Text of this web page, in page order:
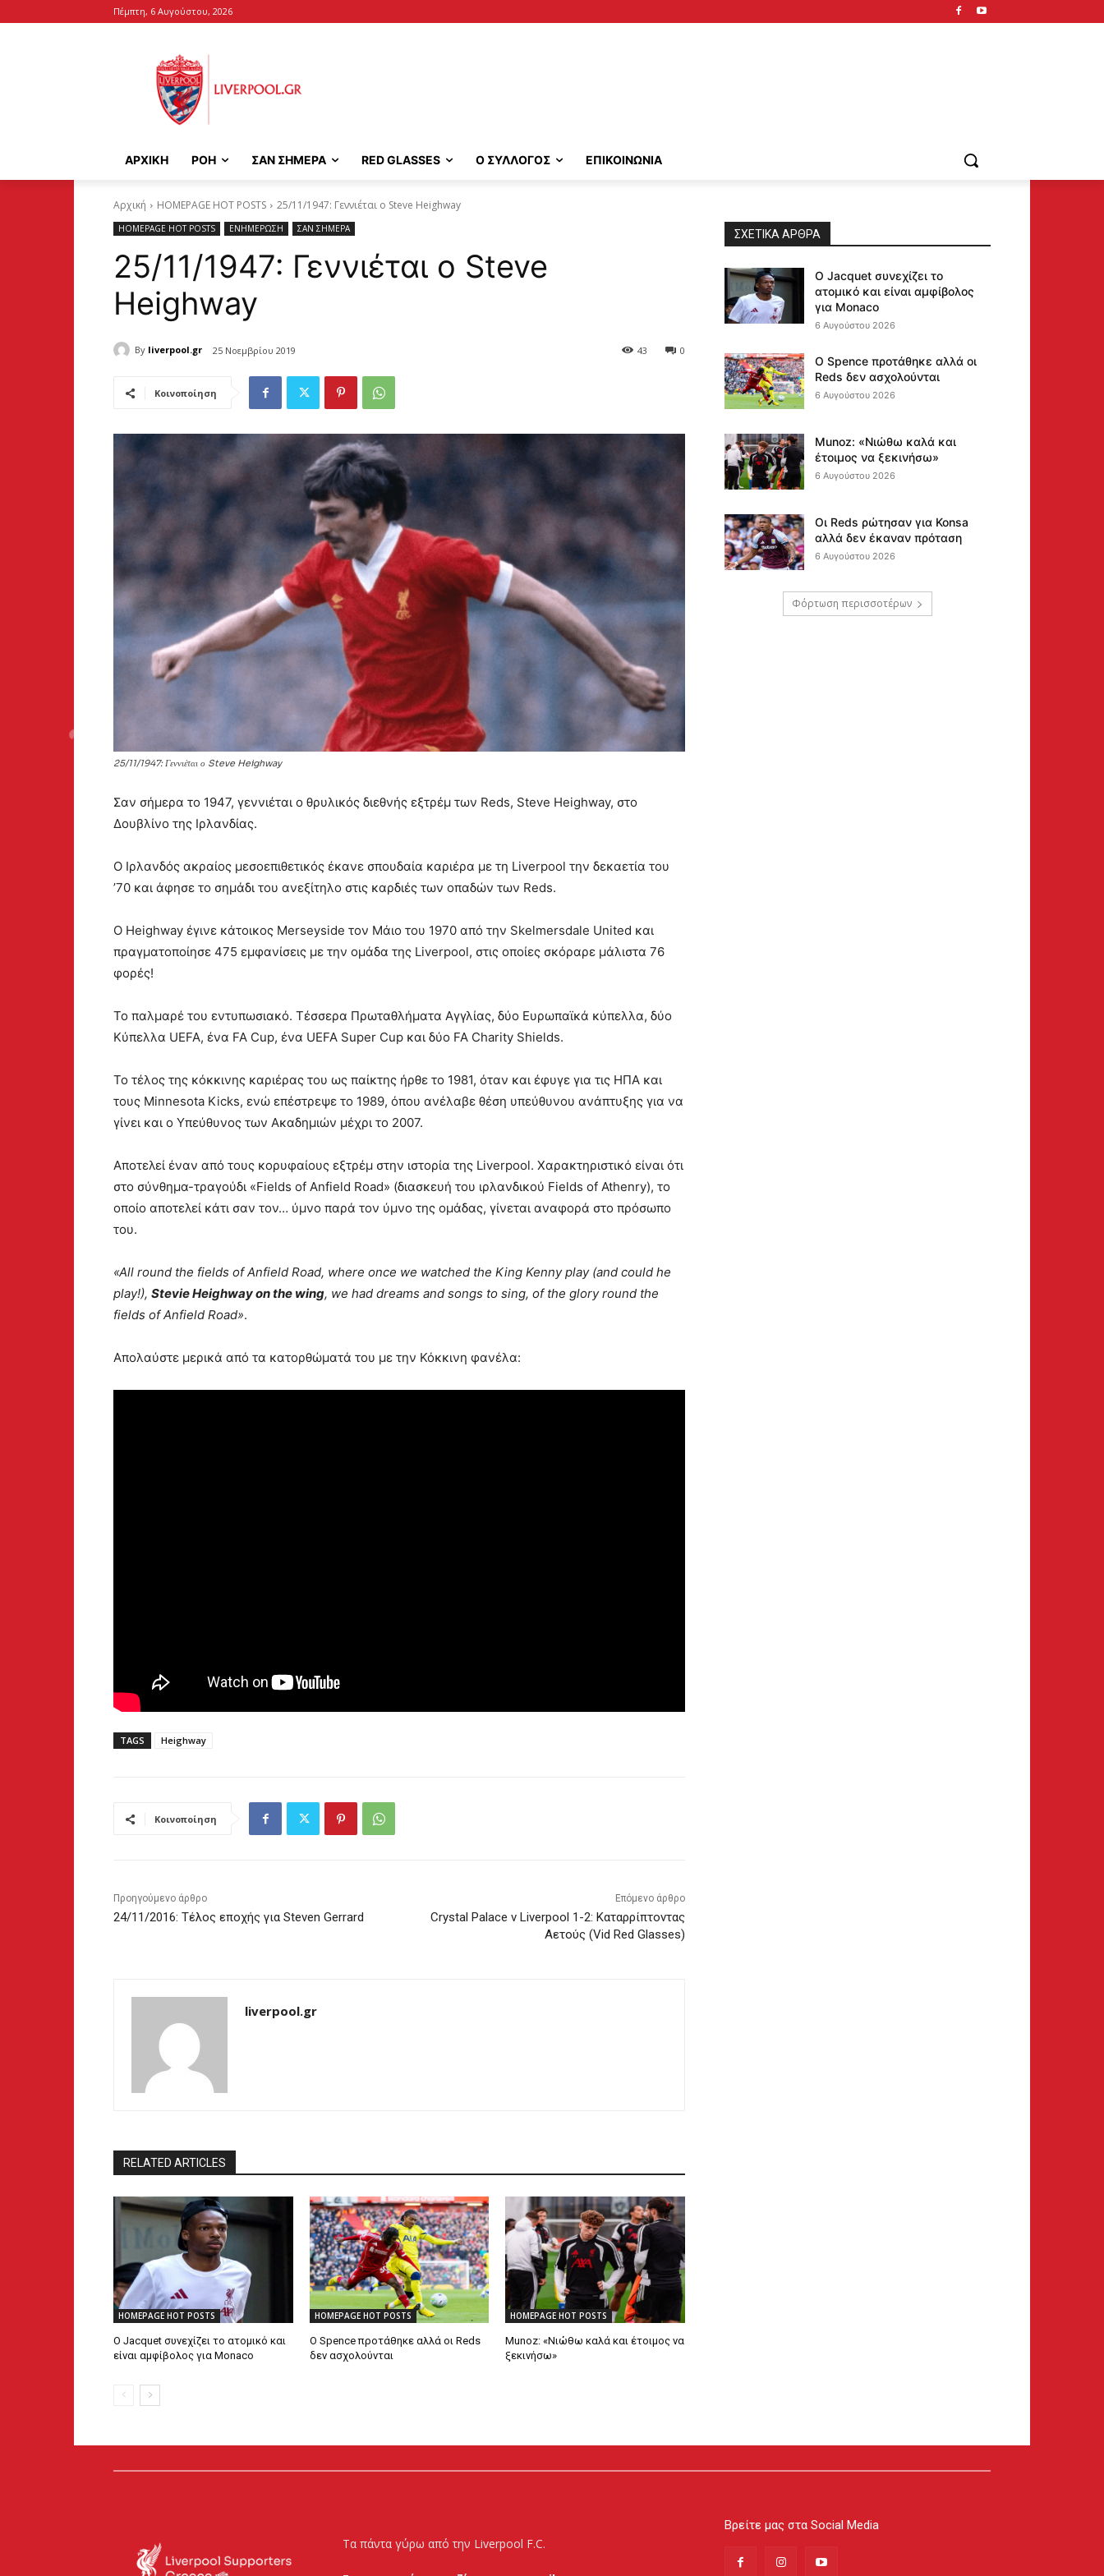
Πέμπτη, 6 Αυγούστου, 2026
ΑΡΧΙΚΉ ΡΟΗ ΣΑΝ ΣΗΜΕΡΑ RED GLASSES Ο ΣΥΛΛΟΓΟΣ ΕΠΙΚΟΙΝΩΝΙΑ
Αρχική HOMEPAGE HOT POSTS 25/11/1947: Γεννιέται ο Steve Heighway
HOMEPAGE HOT POSTS ΕΝΗΜΕΡΩΣΗ ΣΑΝ ΣΗΜΕΡΑ
25/11/1947: Γεννιέται ο Steve
Heighway
By liverpool.gr 25 Νοεμβρίου 2019 0
43
Κοινοποίηση
25/11/1947: Γεννιέται ο Steve Heighway
Σαν σήμερα το 1947, γεννιέται ο θρυλικός διεθνής εξτρέμ των Reds, Steve Heighway, στο
Δουβλίνο της Ιρλανδίας.
Ο Ιρλανδός ακραίος μεσοεπιθετικός έκανε σπουδαία καριέρα με τη Liverpool την δεκαετία του
’70 και άφησε το σημάδι του ανεξίτηλο στις καρδιές των οπαδών των Reds.
Ο Heighway έγινε κάτοικος Merseyside τον Μάιο του 1970 από την Skelmersdale United και
πραγματοποίησε 475 εμφανίσεις με την ομάδα της Liverpool, στις οποίες σκόραρε μάλιστα 76
φορές!
Το παλμαρέ του εντυπωσιακό. Τέσσερα Πρωταθλήματα Αγγλίας, δύο Ευρωπαϊκά κύπελλα, δύο
Κύπελλα UEFA, ένα FA Cup, ένα UEFA Super Cup και δύο FA Charity Shields.
To τέλος της κόκκινης καριέρας του ως παίκτης ήρθε το 1981, όταν και έφυγε για τις ΗΠΑ και
τους Minnesota Kicks, ενώ επέστρεψε το 1989, όπου ανέλαβε θέση υπεύθυνου ανάπτυξης για να
γίνει και ο Υπεύθυνος των Ακαδημιών μέχρι το 2007.
Αποτελεί έναν από τους κορυφαίους εξτρέμ στην ιστορία της Liverpool. Χαρακτηριστικό είναι ότι
στο σύνθημα-τραγούδι «Fields of Anfield Road» (διασκευή του ιρλανδικού Fields of Athenry), το
οποίο αποτελεί κάτι σαν τον… ύμνο παρά τον ύμνο της ομάδας, γίνεται αναφορά στο πρόσωπο
του.
«All round the fields of Anfield Road, where once we watched the King Kenny play (and could he
play!), Stevie Heighway on the wing, we had dreams and songs to sing, of the glory round the
fields of Anfield Road».
Απολαύστε μερικά από τα κατορθώματά του με την Κόκκινη φανέλα:
TAGS Heighway
Κοινοποίηση
Προηγούμενο άρθρο
24/11/2016: Τέλος εποχής για Steven Gerrard
Επόμενο άρθρο
Crystal Palace v Liverpool 1-2: Καταρρίπτοντας
Αετούς (Vid Red Glasses)
liverpool.gr
RELATED ARTICLES
HOMEPAGE HOT POSTS
Ο Jacquet συνεχίζει το ατομικό και
είναι αμφίβολος για Monaco
HOMEPAGE HOT POSTS
Ο Spence προτάθηκε αλλά οι Reds
δεν ασχολούνται
HOMEPAGE HOT POSTS
Munoz: «Νιώθω καλά και έτοιμος να
ξεκινήσω»
ΣΧΕΤΙΚΆ ΆΡΘΡΑ
Ο Jacquet συνεχίζει το
ατομικό και είναι αμφίβολος
για Monaco
6 Αυγούστου 2026
Ο Spence προτάθηκε αλλά οι
Reds δεν ασχολούνται
6 Αυγούστου 2026
Munoz: «Νιώθω καλά και
έτοιμος να ξεκινήσω»
6 Αυγούστου 2026
Οι Reds ρώτησαν για Konsa
αλλά δεν έκαναν πρόταση
6 Αυγούστου 2026
Φόρτωση περισσοτέρων
Τα πάντα γύρω από την Liverpool F.C.
Βρείτε μας στα Social Media